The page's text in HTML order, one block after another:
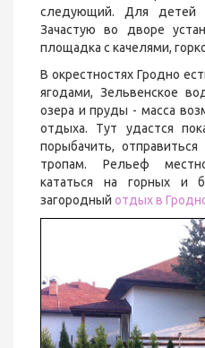
следующий. Для детей
Зачастую во дворе
площадка с качелями,
В окрестностях Гродно
ягодами, Зельвенское
озера и пруды - масса
отдыха. Тут удастся
порыбачить,
тропам. Рельеф
кататься на горных и
загородный отдых в